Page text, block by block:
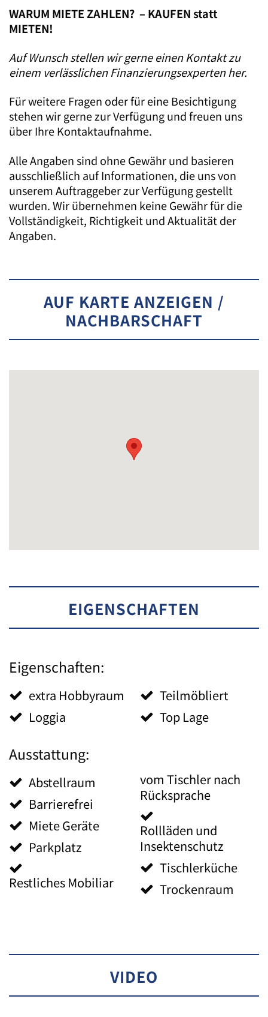
WARUM MIETE ZAHLEN? – KAUFEN statt
MIETEN!
Auf Wunsch stellen wir gerne einen Kontakt zu
einem verlässlichen Finanzierungsexperten her.
Für weitere Fragen oder für eine Besichtigung
stehen wir gerne zur Verfügung und freuen uns
über Ihre Kontaktaufnahme.
Alle Angaben sind ohne Gewähr und basieren
ausschließlich auf Informationen, die uns von
unserem Auftraggeber zur Verfügung gestellt
wurden. Wir übernehmen keine Gewähr für die
Vollständigkeit, Richtigkeit und Aktualität der
Angaben.
AUF KARTE ANZEIGEN /
NACHBARSCHAFT
EIGENSCHAFTEN
Eigenschaften:
extra Hobbyraum
Loggia
Teilmöbliert
Top Lage
Ausstattung:
Abstellraum
Barrierefrei
Miete Geräte
Parkplatz
Restliches Mobiliar
vom Tischler nach
Rücksprache
Rollläden und
Insektenschutz
Tischlerküche
Trockenraum
VIDEO